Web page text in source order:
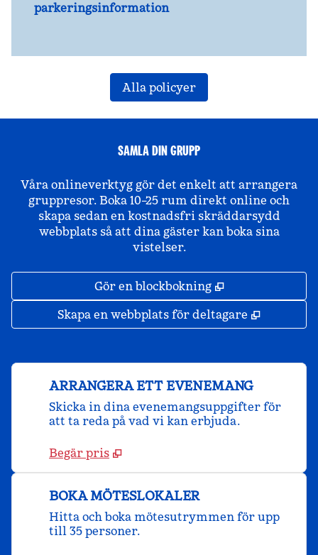
parkeringsinformation
Alla policyer
SAMLA DIN GRUPP
Våra onlineverktyg gör det enkelt att arrangera
gruppresor. Boka 10–25 rum direkt online och
skapa sedan en kostnadsfri skräddarsydd
webbplats så att dina gäster kan boka sina
vistelser.
Gör en blockbokning ,
Skapa en webbplats för deltagare ,
ARRANGERA ETT EVENEMANG
Skicka in dina evenemangsuppgifter för
att ta reda på vad vi kan erbjuda.
Begär pris
BOKA MÖTESLOKALER
Hitta och boka mötesutrymmen för upp
till 35 personer.